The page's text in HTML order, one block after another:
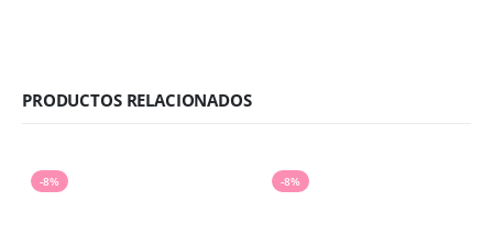
PRODUCTOS RELACIONADOS
-8% -8%